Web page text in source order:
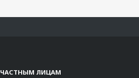
ЧАСТНЫМ ЛИЦАМ